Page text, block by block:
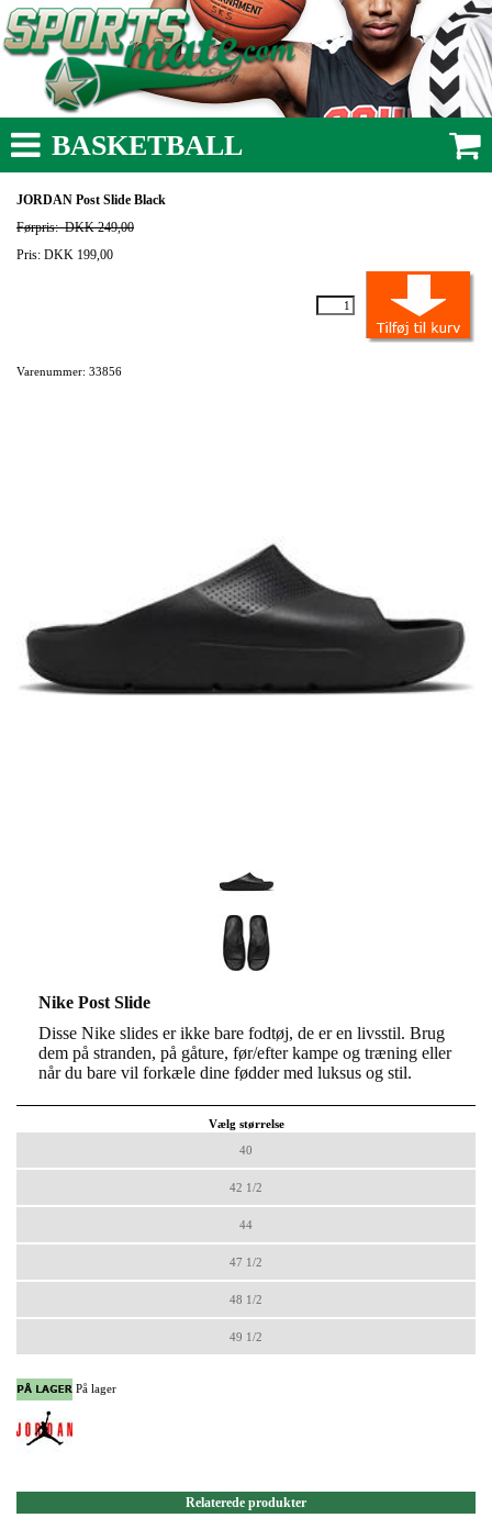
BASKETBALL
JORDAN Post Slide Black
Førpris:DKK 249,00
Pris: DKK 199,00
Varenummer: 33856
Nike Post Slide
Disse Nike slides er ikke bare fodtøj, de er en livsstil. Brug
dem på stranden, på gåture, før/efter kampe og træning eller
når du bare vil forkæle dine fødder med luksus og stil.
Vælg størrelse
40
42 1/2
44
47 1/2
48 1/2
49 1/2
På lager
Relaterede produkter